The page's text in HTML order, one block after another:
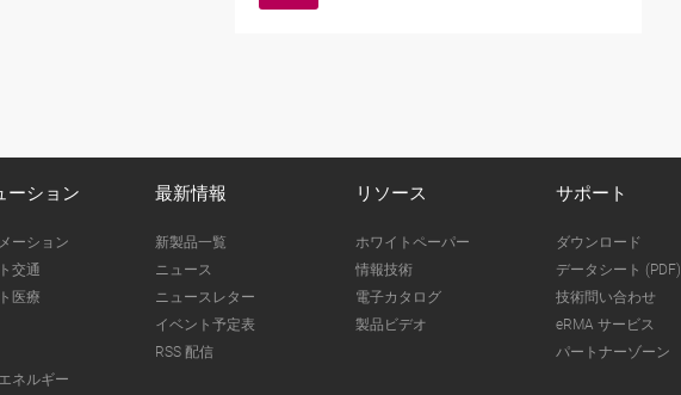
ーション
ーション
交通
医療
ネルギー
最新情報
新製品一覧
ニュース
ニュースレター
イベント予定表
RSS 配信
リソース
ホワイトペーパー
情報技術
電子カタログ
製品ビデオ
サポート
ダウンロード
データシート (PDF)
技術問い合わせ
eRMA サービス
パートナーゾーン